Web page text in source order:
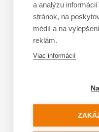
Platforma na
Formulár na
a analýzu
stránok, na
médií a na
reklám.
Viac informácií